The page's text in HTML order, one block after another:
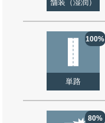
舗装（湿潤）
100%
単路
80%